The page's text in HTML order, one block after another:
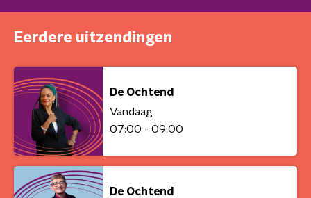
Eerdere uitzendingen
De Ochtend
Vandaag
07:00 - 09:00
De Ochtend